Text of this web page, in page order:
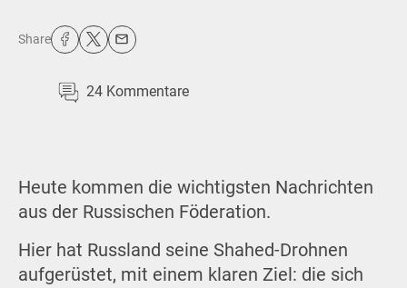
Share
24 Kommentare
Heute kommen die wichtigsten Nachrichten
aus der Russischen Föderation.
Hier hat Russland seine Shahed-Drohnen
aufgerüstet, mit einem klaren Ziel: die sich